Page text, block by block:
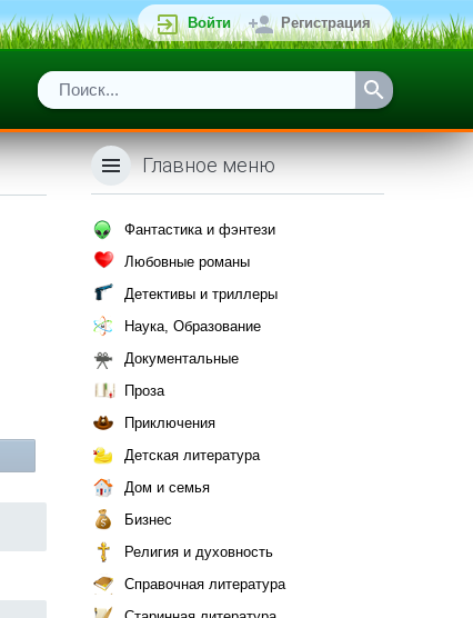
Войти Регистрация
Главное меню
Фантастика и фэнтези
Любовные романы
Детективы и триллеры
Наука, Образование
Документальные
Проза
Приключения
Детская литература
Дом и семья
Бизнес
Религия и духовность
Справочная литература